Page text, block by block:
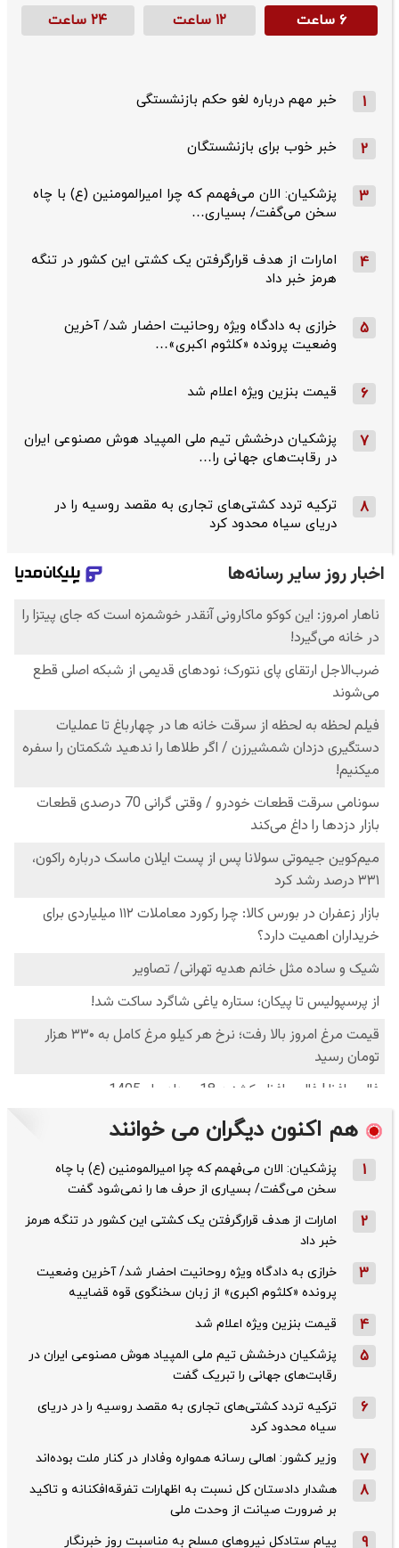
۶ ساعت ۱۲ ساعت ۲۴ ساعت
1 خبر مهم درباره لغو حکم بازنشستگی
2 خبر خوب برای بازنشستگان
3
پزشکیان: الان می‌فهمم که چرا امیرالمومنین (ع) با چاه
سخن می‌گفت/ بسیاری…
4
امارات از هدف قرارگرفتن یک کشتی این کشور در تنگه
هرمز خبر داد
5
خرازی به دادگاه ویژه روحانیت احضار شد/ آخرین
وضعیت پرونده «کلثوم اکبری»…
6 قیمت بنزین ویژه اعلام شد
7
پزشکیان درخشش تیم ملی المپیاد هوش مصنوعی ایران
در رقابت‌های جهانی را…
8
ترکیه تردد کشتی‌های تجاری به مقصد روسیه را در
دریای سیاه محدود کرد
هم اکنون دیگران می خوانند
1
پزشکیان: الان می‌فهمم که چرا امیرالمومنین (ع) با چاه
سخن می‌گفت/ بسیاری از حرف ها را نمی‌شود گفت
2
امارات از هدف قرارگرفتن یک کشتی این کشور در تنگه هرمز
خبر داد
3
خرازی به دادگاه ویژه روحانیت احضار شد/ آخرین وضعیت
پرونده «کلثوم اکبری» از زبان سخنگوی قوه قضاییه
4 قیمت بنزین ویژه اعلام شد
5
پزشکیان درخشش تیم ملی المپیاد هوش مصنوعی ایران در
رقابت‌های جهانی را تبریک گفت
6
ترکیه تردد کشتی‌های تجاری به مقصد روسیه را در دریای
سیاه محدود کرد
7 وزیر کشور: اهالی رسانه همواره وفادار در کنار ملت بوده‌اند
8
هشدار دادستان کل نسبت به اظهارات تفرقه‌افکنانه و تاکید
بر ضرورت صیانت از وحدت ملی
9 پیام ستادکل نیروهای مسلح به مناسبت روز خبرنگار